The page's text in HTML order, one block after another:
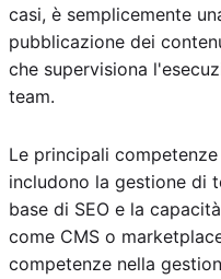
casi, è semplicemente
pubblicazione dei
che supervisiona
team.
Le principali
includono la gestione di
base di SEO e la
come CMS o
competenze nella